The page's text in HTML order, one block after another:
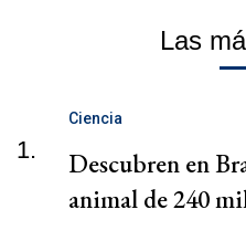
Las
1.
Ciencia
Descubren en
animal de 240